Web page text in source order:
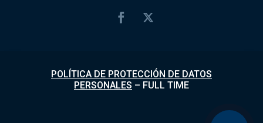
POLÍTICA DE PROTECCIÓN DE DATOS
PERSONALES – FULL TIME